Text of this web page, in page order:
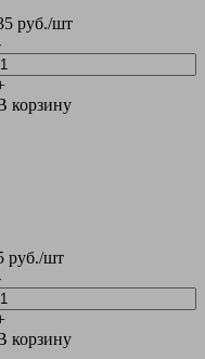
руб./шт
корзину
руб./шт
корзину